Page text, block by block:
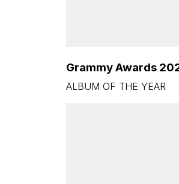
Grammy Awards
ALBUM OF THE YEAR